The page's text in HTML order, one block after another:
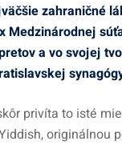
zahraničné
Medzinárodnej
a vo svojej
privíta to isté
originálnou